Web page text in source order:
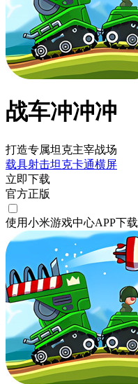
战车冲冲冲
打造专属坦克主宰战场
载具射击坦克卡通横屏
立即下载
官方正版
使用小米游戏中心APP下载